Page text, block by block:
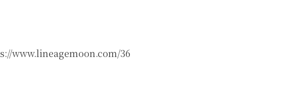
www.lineagemoon.com/36